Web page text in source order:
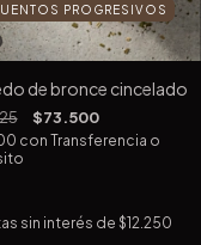
PROGRESIVOS
de bronce cincelado
$73.500
con Transferencia o
sin interés de$12.250